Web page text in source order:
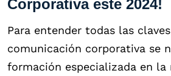
Corporativa este 2024!
Para entender todas las
comunicación corporativa se
formación especializada en la